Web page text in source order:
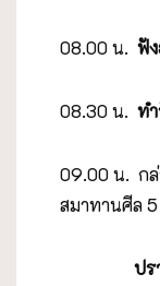
08.00 น. ฟั
08.30 น. ท
09.00 น. ก
สมาทานศีล 5
ปรารภธ